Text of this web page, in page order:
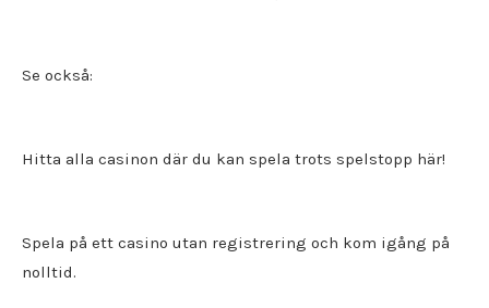
Se också:
Hitta alla casinon där du kan spela trots spelstopp här!
Spela på ett casino utan registrering och kom igång på
nolltid.